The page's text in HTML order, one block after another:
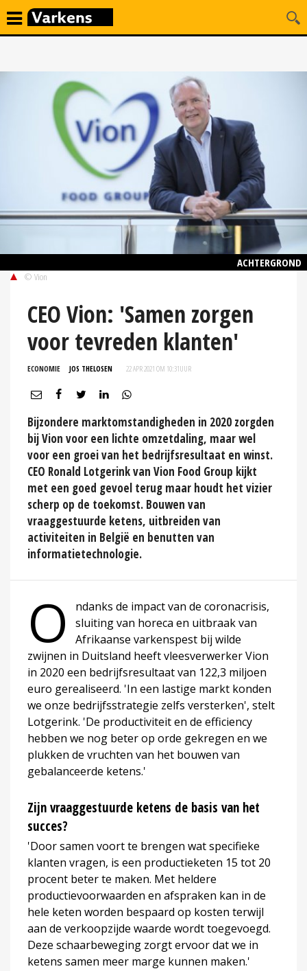
ACHTERGROND
© Vion
CEO Vion: 'Samen zorgen
voor tevreden klanten'
ECONOMIE JOS THELOSEN 22 APR 2021 OM 10:31UUR
Bijzondere marktomstandigheden in 2020 zorgden
bij Vion voor een lichte omzetdaling, maar wel
voor een groei van het bedrijfsresultaat en winst.
CEO Ronald Lotgerink van Vion Food Group kijkt
met een goed gevoel terug maar houdt het vizier
scherp op de toekomst. Bouwen van
vraaggestuurde ketens, uitbreiden van
activiteiten in België en benutten van
informatietechnologie.
O
ndanks de impact van de coronacrisis,
sluiting van horeca en uitbraak van
Afrikaanse varkenspest bij wilde
zwijnen in Duitsland heeft vleesverwerker Vion
in 2020 een bedrijfsresultaat van 122,3 miljoen
euro gerealiseerd. 'In een lastige markt konden
we onze bedrijfsstrategie zelfs versterken', stelt
Lotgerink. 'De productiviteit en de efficiency
hebben we nog beter op orde gekregen en we
plukken de vruchten van het bouwen van
gebalanceerde ketens.'
Zijn vraaggestuurde ketens de basis van het
succes?
'Door samen voort te brengen wat specifieke
klanten vragen, is een productieketen 15 tot 20
procent beter te maken. Met heldere
productievoorwaarden en afspraken kan in de
hele keten worden bespaard op kosten terwijl
aan de verkoopzijde waarde wordt toegevoegd.
Deze schaarbeweging zorgt ervoor dat we in
ketens samen meer marge kunnen maken.'